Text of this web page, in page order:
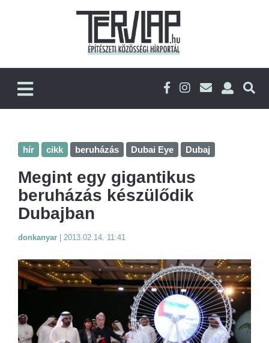
hír cikk beruházás Dubai Eye Dubaj
Megint egy gigantikus
beruházás készülődik
Dubajban
donkanyar 2013.02.14. 11:41